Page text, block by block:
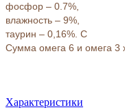
фосфор – 0.7%,
влажность – 9%,
таурин – 0,16%. С
Сумма омега 6 и омега 3
Характеристики